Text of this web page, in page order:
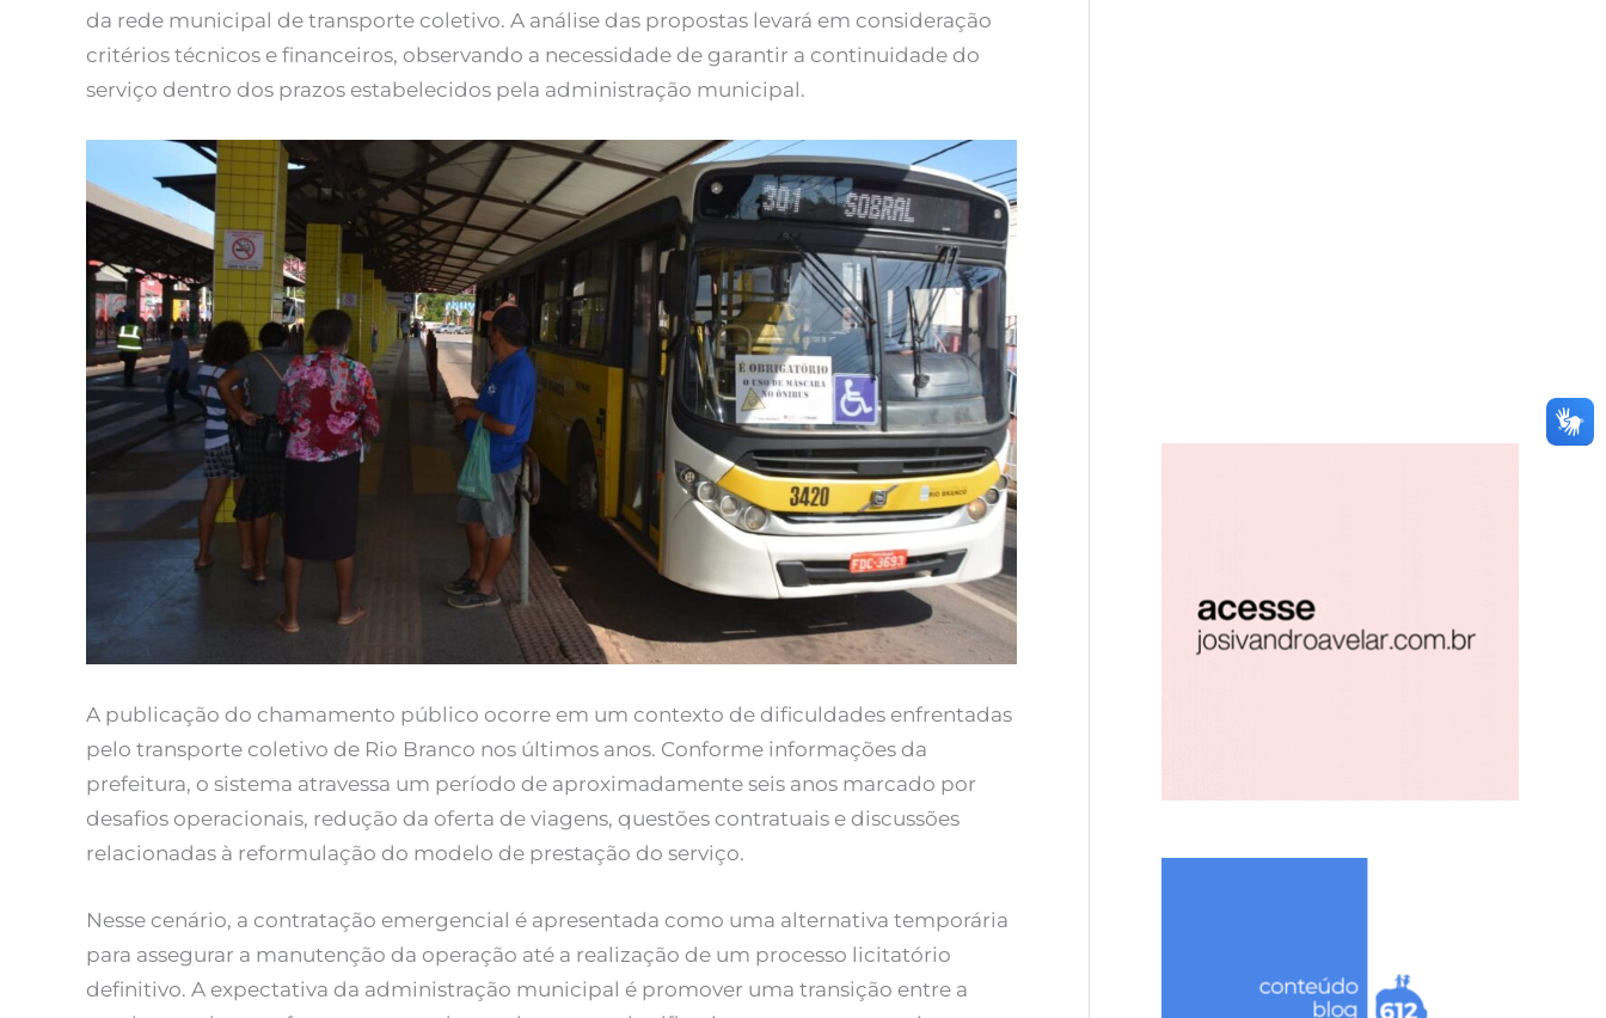
da rede municipal de transporte coletivo. A análise das propostas levará em consideração
critérios técnicos e financeiros, observando a necessidade de garantir a continuidade do
serviço dentro dos prazos estabelecidos pela administração municipal.
A publicação do chamamento público ocorre em um contexto de dificuldades enfrentadas
pelo transporte coletivo de Rio Branco nos últimos anos. Conforme informações da
prefeitura, o sistema atravessa um período de aproximadamente seis anos marcado por
desafios operacionais, redução da oferta de viagens, questões contratuais e discussões
relacionadas à reformulação do modelo de prestação do serviço.
Nesse cenário, a contratação emergencial é apresentada como uma alternativa temporária
para assegurar a manutenção da operação até a realização de um processo licitatório
definitivo. A expectativa da administração municipal é promover uma transição entre a